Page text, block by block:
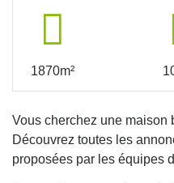
1870m²
Vous cherchez une maison
Découvrez toutes les
proposées par les équipes